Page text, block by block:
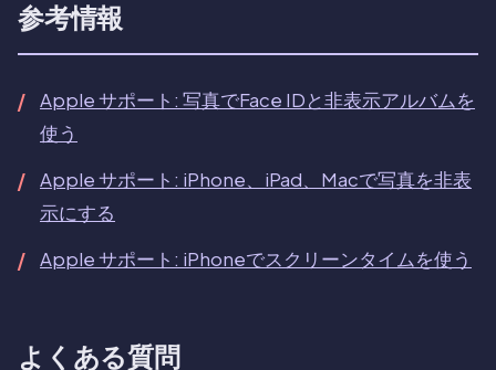
参考情報
Apple サポート: 写真でFace IDと非表示アルバムを
使う
Apple サポート: iPhone、iPad、Macで写真を非表
示にする
Apple サポート: iPhoneでスクリーンタイムを使う
よくある質問